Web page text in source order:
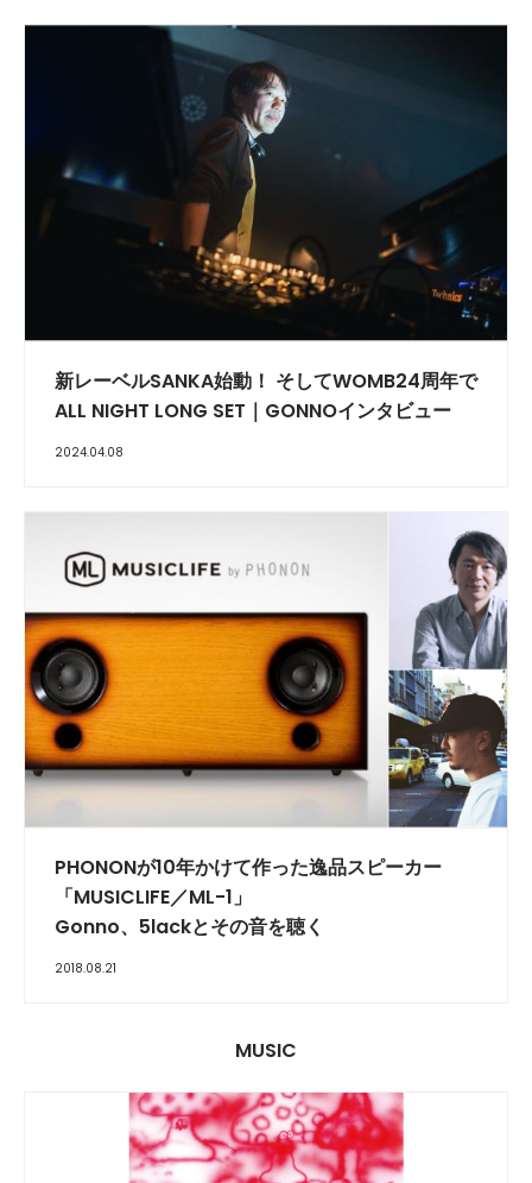
新レーベルSANKA始動！ そしてWOMB24周年で
ALL NIGHT LONG SET｜GONNOインタビュー
2024.04.08
PHONONが10年かけて作った逸品スピーカー
「MUSICLIFE／ML-1」
Gonno、5lackとその音を聴く
2018.08.21
MUSIC